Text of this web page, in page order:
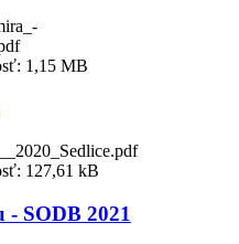
1,15 MB
127,61 kB
- SODB 2021